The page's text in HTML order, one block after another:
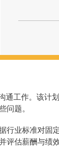
工作。该计
题。
行业标准对固
评估薪酬与绩